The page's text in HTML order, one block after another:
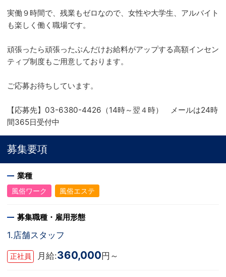
実働９時間で、残業もゼロなので、女性や大学生、アルバイト
も楽しく働く職場です。
頑張ったら頑張ったぶんだけお給料がアップする高額インセン
ティブ制度もご用意しております。
ご応募お待ちしています。
【応募先】03-6380-4426（14時～翌４時） メールは24時
間365日受付中
募集要項
業種
風俗ワーク 風俗エステ
募集職種・雇用形態
1.店舗スタッフ
正社員 月給:360,000 円～